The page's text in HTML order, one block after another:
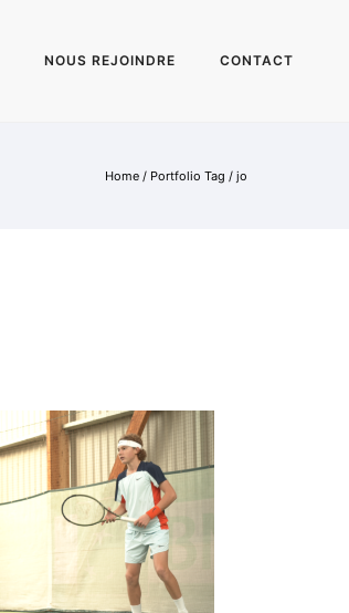
NOUS REJOINDRE CONTACT
Home / Portfolio Tag / jo
Tennis